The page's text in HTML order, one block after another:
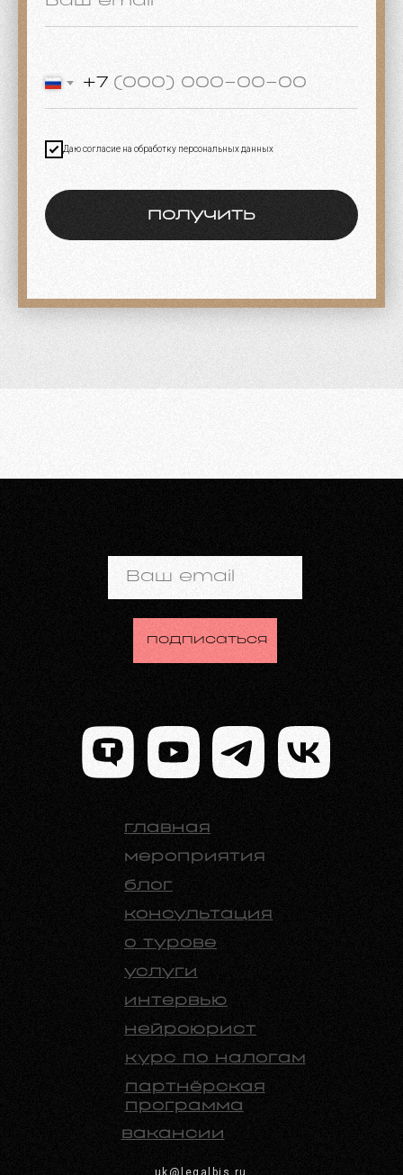
+7
Даю согласие на обработку персональных данных
получить
подписаться
главная
uk@legalbis.ru
блог
услуги
мероприятия
консультация
о турове
интервью
нейроюрист
курс по налогам
партнёрская
программа
вакансии